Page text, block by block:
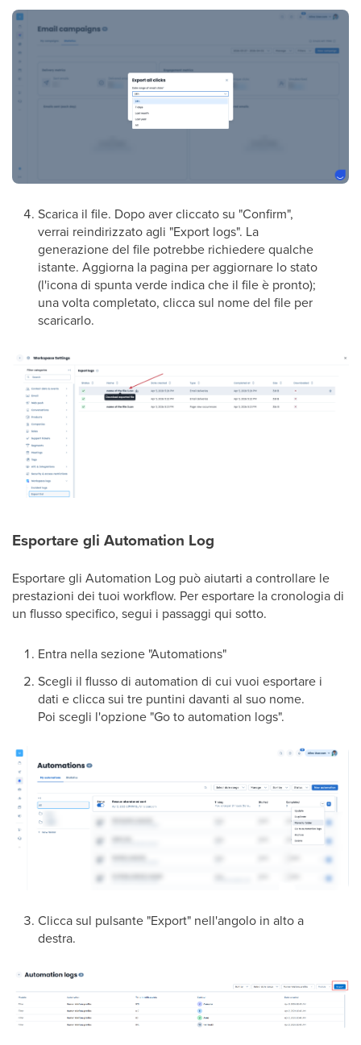
Scarica il file. Dopo aver cliccato su "Confirm",
verrai reindirizzato agli "Export logs". La
generazione del file potrebbe richiedere qualche
istante. Aggiorna la pagina per aggiornare lo stato
(l'icona di spunta verde indica che il file è pronto);
una volta completato, clicca sul nome del file per
scaricarlo.
Esportare gli Automation Log
Esportare gli Automation Log può aiutarti a controllare le
prestazioni dei tuoi workflow. Per esportare la cronologia di
un flusso specifico, segui i passaggi qui sotto.
Entra nella sezione "Automations"
Scegli il flusso di automation di cui vuoi esportare i
dati e clicca sui tre puntini davanti al suo nome.
Poi scegli l'opzione "Go to automation logs".
Clicca sul pulsante "Export" nell'angolo in alto a
destra.